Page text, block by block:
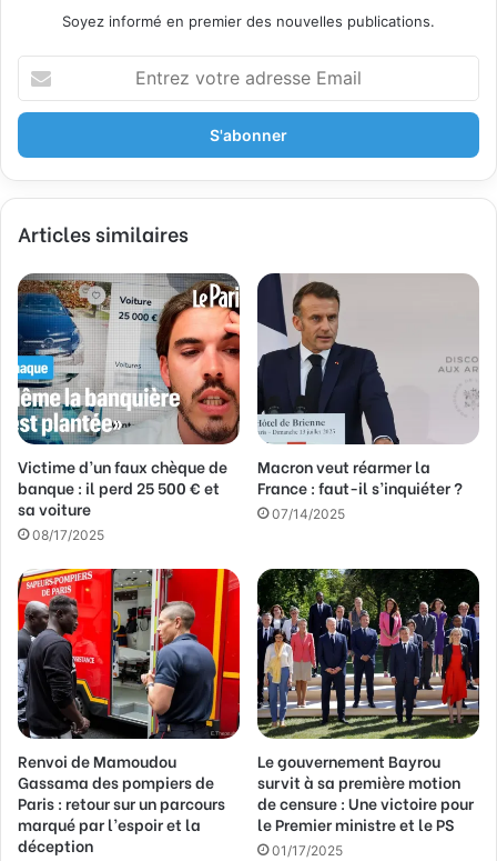
Soyez informé en premier des nouvelles publications.
t
e
z
o
r
e
d
r
e
s
s
e
E
m
a
l
Articles similaires
Victime d’un faux chèque de
banque : il perd 25 500 € et
sa voiture
08/17/2025
Macron veut réarmer la
France : faut-il s’inquiéter ?
07/14/2025
Renvoi de Mamoudou
Gassama des pompiers de
Paris : retour sur un parcours
marqué par l’espoir et la
déception
Le gouvernement Bayrou
survit à sa première motion
de censure : Une victoire pour
le Premier ministre et le PS
01/17/2025